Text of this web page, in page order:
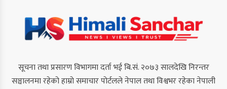
सूचना तथा प्रसारण विभागमा दर्ता भई बि.सं. २०७३ सालदेखि निरन्तर
सञ्चालनमा रहेको हाम्रो समाचार पोर्टलले नेपाल तथा विश्वभर रहेका नेपाली